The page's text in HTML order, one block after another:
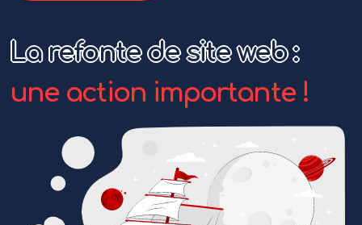
La refonte de site web :
une action importante !